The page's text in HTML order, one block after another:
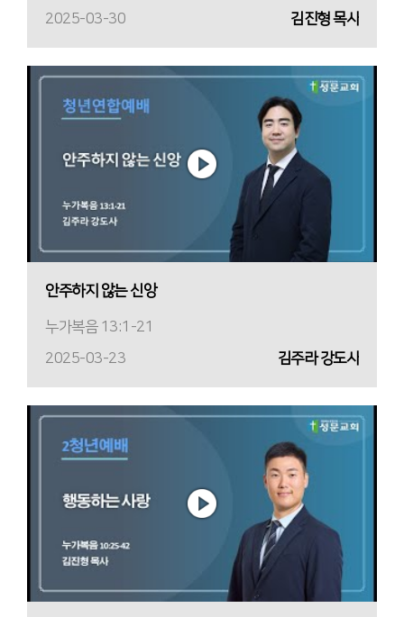
2025-03-30
김진형 목사
안주하지 않는 신앙
누가복음 13:1-21
2025-03-23
김주라 강도사